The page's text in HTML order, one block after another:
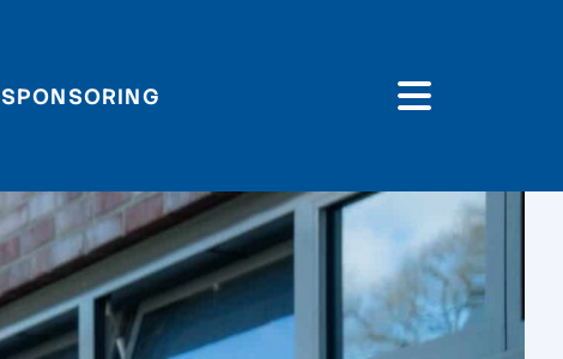
SPONSORING